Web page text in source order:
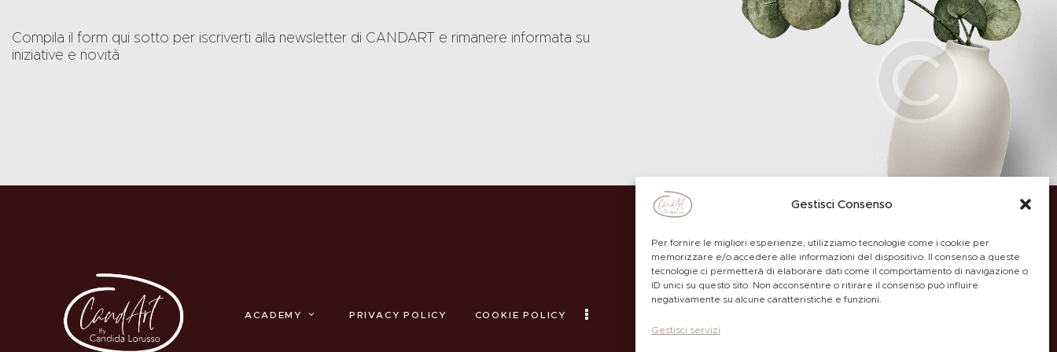
Gestisci Consenso
Per fornire le migliori esperienze, utilizziamo tecnologie come i cookie per
memorizzare e/o accedere alle informazioni del dispositivo. Il consenso a queste
tecnologie ci permetterà di elaborare dati come il comportamento di navigazione o
ID unici su questo sito. Non acconsentire o ritirare il consenso può influire
negativamente su alcune caratteristiche e funzioni.
Gestisci servizi
Compila il form qui sotto per iscriverti alla newsletter di CANDART e rimanere informata su
iniziative e novità
ACADEMY PRIVACY POLICY COOKIE POLICY
Copyright © by
CANDART di Candida Lorusso